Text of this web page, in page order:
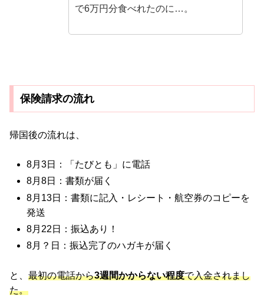
で6万円分食べれたのに…。
保険請求の流れ
帰国後の流れは、
8月3日：「たびとも」に電話
8月8日：書類が届く
8月13日：書類に記入・レシート・航空券のコピーを
発送
8月22日：振込あり！
8月？日：振込完了のハガキが届く
と、 最初の電話から3週間かからない程度で入金されまし
た。